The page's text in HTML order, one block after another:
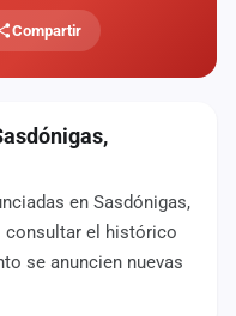
Compartir
en Sasdónigas,
consultar el histórico
se anuncien nuevas